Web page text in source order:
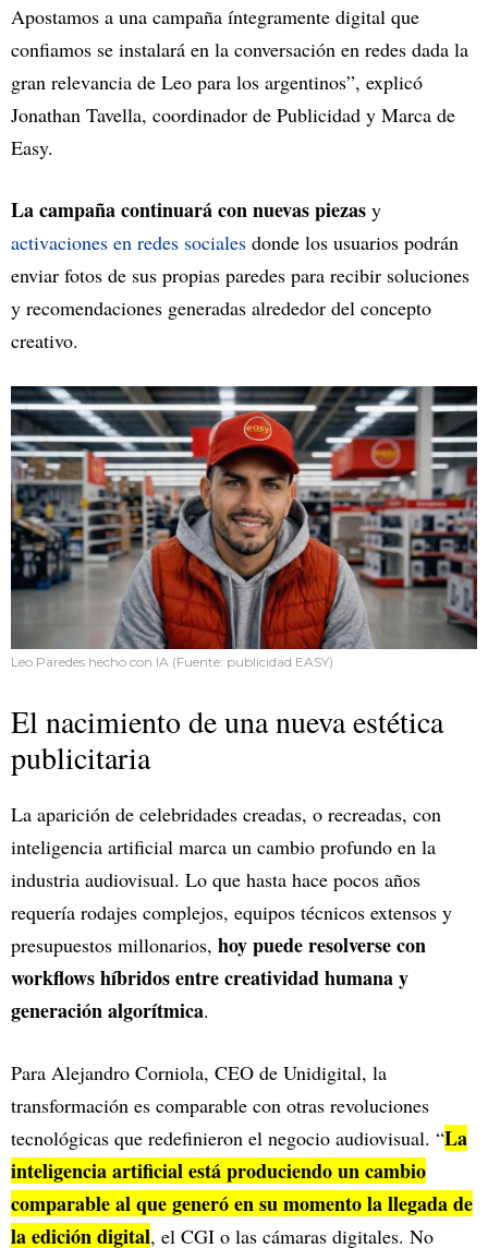
Apostamos a una campaña íntegramente digital que
confiamos se instalará en la conversación en redes dada la
gran relevancia de Leo para los argentinos”, explicó
Jonathan Tavella, coordinador de Publicidad y Marca de
Easy.
La campaña continuará con nuevas piezas y
activaciones en redes sociales donde los usuarios podrán
enviar fotos de sus propias paredes para recibir soluciones
y recomendaciones generadas alrededor del concepto
creativo.
Leo Paredes hecho con IA (Fuente: publicidad EASY)
El nacimiento de una nueva estética
publicitaria
La aparición de celebridades creadas, o recreadas, con
inteligencia artificial marca un cambio profundo en la
industria audiovisual. Lo que hasta hace pocos años
requería rodajes complejos, equipos técnicos extensos y
presupuestos millonarios, hoy puede resolverse con
workflows híbridos entre creatividad humana y
generación algorítmica.
Para Alejandro Corniola, CEO de Unidigital, la
transformación es comparable con otras revoluciones
tecnológicas que redefinieron el negocio audiovisual. “La
inteligencia artificial está produciendo un cambio
comparable al que generó en su momento la llegada de
la edición digital, el CGI o las cámaras digitales. No